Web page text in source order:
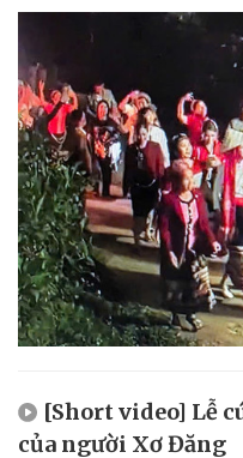
[Short video] Lễ
của người Xơ Đăng